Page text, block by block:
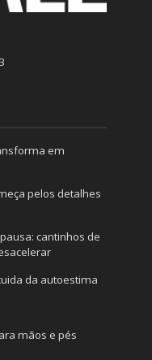
em
pelos detalhes
cantinhos de
da autoestima
mãos e pés